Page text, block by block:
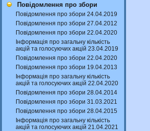
Повідомлення про збори
Повідомлення про збори 24.04.2019
Повідомлення про збори 27.04.2012
Повідомлення про збори 22.04.2020
Інформація про загальну кількість
акцій та голосуючих акцій 23.04.2019
Повідомлення про збори 22.04.2020
Повідомлення про збори 19.04.2013
Інформація про загальну кількість
акцій та голосуючих акцій 22.04.2020
Повідомлення про збори 28.04.2014
Повідомлення про збори 31.03.2021
Повідомлення про збори 28.04.2015
Інформація про загальну кількість
акцій та голосуючих акцій 21.04.2021